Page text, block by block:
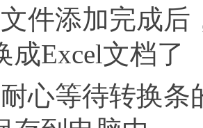
添加完成后，
成Excel文档了
等待转换条的